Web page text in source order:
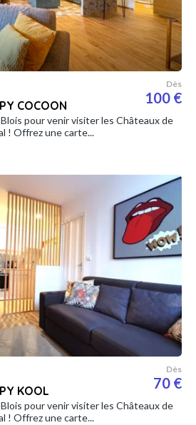
COCOON
Dès
100 €
pour venir visiter les Châteaux de
! Offrez une carte...
KOOL
Dès
70 €
pour venir visiter les Châteaux de
! Offrez une carte...